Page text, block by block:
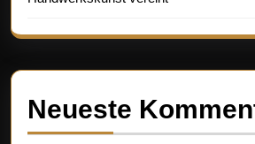
Neueste